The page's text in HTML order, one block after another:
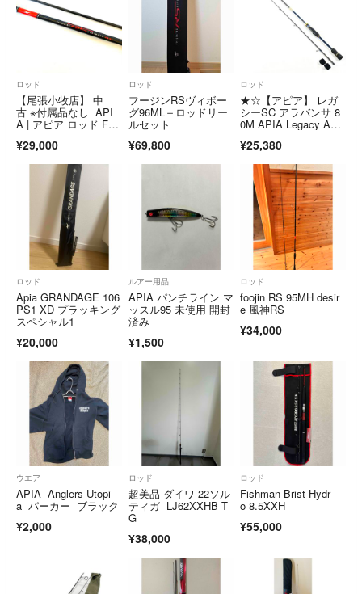
ロッド
【尾張小牧店】 中
古 ※付属品なし API
A | アピア ロッド Foo
ML フージンRS スプ
リンガー 88M 釣竿 2
ピース 【84】
¥29,000
ロッド
フージンRSヴィボー
グ96ML＋ロッドリー
ルセット
¥69,800
ロッド
★☆【アピア】 レガ
シーSC アラバンサ 8
0M APIA Legacy ALA
ル アオリイカ K_168
★☆v46052
¥25,380
ロッド
Apia GRANDAGE 106
PS1 XD プラッキング
スペシャル1
¥20,000
ルアー用品
APIA パンチライン マ
ッスル95 未使用 開封
済み
¥1,500
ロッド
foojin RS 95MH desir
e 風神RS
¥34,000
ウエア
APIA Anglers Utopi
a パーカー ブラック
¥2,000
ロッド
超美品 ダイワ 22ソル
ティガ LJ62XXHB T
G
¥38,000
ロッド
Fishman Brist Hydr
o 8.5XXH
¥55,000